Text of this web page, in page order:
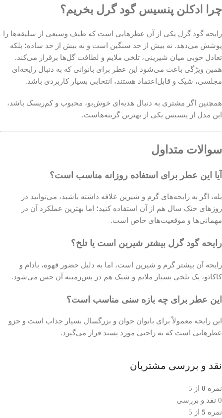
چرا ادکلن پنسیس گود گرل بخریم؟
رایحه گود گرل یکی از آن عطرهایی است که طیف وسیعی از سلیقه‌ها را
پوشش می‌دهد. نه بیش از حد سنگین است و نه بیش از حد ساده؛ بلکه
تعادل خوبی میان شیرینی، تلخی ملایم و لطافت گل‌ها برقرار می‌کند.
همین ویژگی باعث می‌شود این عطر برای بانوانی که به دنبال رایحه‌ای
مجلسی، شیک و قابل‌اعتماد هستند، انتخابی بسیار کاربردی باشد.
همچنین اگر مشتری به دنبال هدیه‌ای خوش‌بو، محبوب و کم‌ریسک باشد،
این مدل از پنسیس یکی از بهترین گزینه‌هاست.
سوالات متداول
آیا این عطر برای استفاده روزانه مناسب است؟
بله، اگر به رایحه‌های گرم و شیرین علاقه داشته باشید، می‌توانید در
روزهای خنک سال هم از آن استفاده کنید؛ اما بهترین عملکرد آن در
مهمانی‌ها و موقعیت‌های خاص است.
رایحه گود گرل بیشتر شیرین است یا تلخ؟
رایحه آن بیشتر گرم و شیرین است، اما به دلیل حضور قهوه، بادام و
کاکائو، یک تلخی بسیار ملایم و شیک هم در پس‌زمینه آن حس می‌شود.
این عطر برای چه بازه سنی مناسب است؟
این رایحه معمولاً برای بانوان جوان و بزرگسال بسیار جذاب است و جزو
عطرهایی است که به راحتی مورد پسند قرار می‌گیرد.
نقد و بررسی مشتریان
نمره 0 از 5
0 نقد و بررسی
نمره 5 از 5